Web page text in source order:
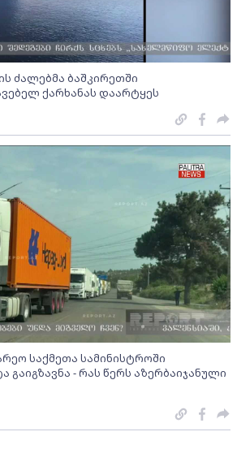
ძალებმა ბაშკირეთში
ქარხანას დაარტყეს
საქმეთა სამინისტროში
- რას წერს აზერბაიჯანული